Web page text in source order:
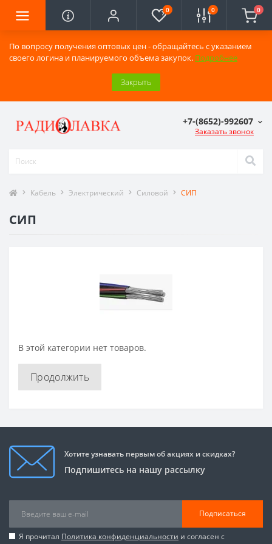
По вопросу получения оптовых цен - обращайтесь с указанием
своего логина и планируемого объема закупок. Подробнее
Закрыть
0 0 0
+7-(8652)-992607
Заказать звонок
Кабель Электрический Силовой СИП
СИП
В этой категории нет товаров.
Продолжить
Хотите узнавать первым об акциях и скидках?
Подпишитесь на нашу рассылку
Подписаться
Я прочитал Политика конфиденциальности и согласен с